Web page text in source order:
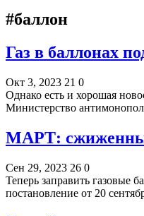
#баллон
Газ в баллонах
Окт 3, 2023 21 0
Однако есть и хорошая
Министерство
МАРТ:
Сен 29, 2023 26 0
Теперь заправить газовые
постановление от 20